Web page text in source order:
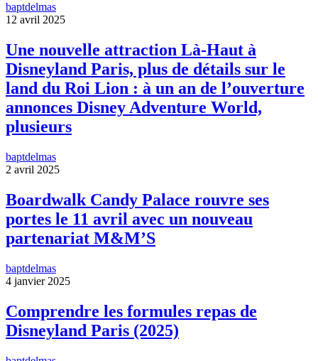
baptdelmas
12 avril 2025
Une nouvelle attraction Là-Haut à
Disneyland Paris, plus de détails sur le
land du Roi Lion : à un an de l’ouverture
annonces Disney Adventure World,
plusieurs
baptdelmas
2 avril 2025
Boardwalk Candy Palace rouvre ses
portes le 11 avril avec un nouveau
partenariat M&M’S
baptdelmas
4 janvier 2025
Comprendre les formules repas de
Disneyland Paris (2025)